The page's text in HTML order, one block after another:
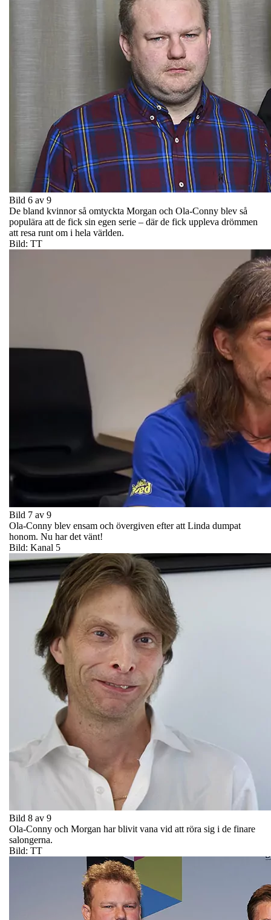
Bild 6 av 9
De bland kvinnor så omtyckta Morgan och Ola-Conny blev så
populära att de fick sin egen serie – där de fick uppleva drömmen
att resa runt om i hela världen.
Bild: TT
Bild 7 av 9
Ola-Conny blev ensam och övergiven efter att Linda dumpat
honom. Nu har det vänt!
Bild: Kanal 5
Bild 8 av 9
Ola-Conny och Morgan har blivit vana vid att röra sig i de finare
salongerna.
Bild: TT